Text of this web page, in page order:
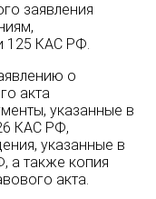
заявления
125 КАС РФ.
о
акта
указанные в
КАС РФ,
указанные в
а также копия
акта.